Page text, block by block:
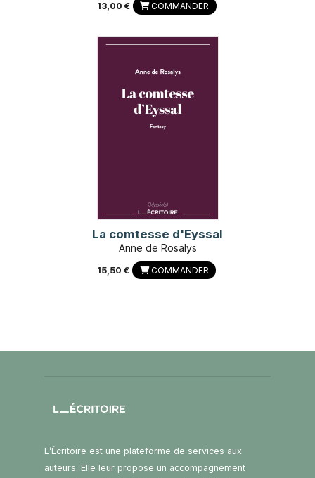
13,00 € COMMANDER
La comtesse d'Eyssal
Anne de Rosalys
15,50 € COMMANDER
L’Écritoire est une plateforme de services aux
auteurs. Elle leur propose un accompagnement